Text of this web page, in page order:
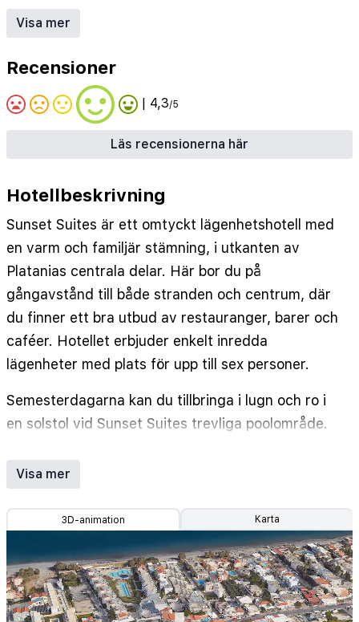
Närmaste centrum: 1 km
Städdagar/vecka: 6
Visa mer
Recensioner
| 4,3/5
Läs recensionerna här
Hotellbeskrivning
Sunset Suites är ett omtyckt lägenhetshotell med
en varm och familjär stämning, i utkanten av
Platanias centrala delar. Här bor du på
gångavstånd till både stranden och centrum, där
du finner ett bra utbud av restauranger, barer och
caféer. Hotellet erbjuder enkelt inredda
lägenheter med plats för upp till sex personer.
Semesterdagarna kan du tillbringa i lugn och ro i
en solstol vid Sunset Suites trevliga poolområde.
hotellets yngsta gäster att leka och plaska i, samt
en poolbar där du kan köpa dryck och snacks. Vill
du hellre tillaga dina måltider i lägenheten ligger
en mindre mataffär i närheten av hotellet. De
kvällar du vill slippa laga middag kan du
promenera in mot centrum av Platanias och slå
dig ner på någon mysig taverna för att pröva
Visa mer
3D-animation Karta